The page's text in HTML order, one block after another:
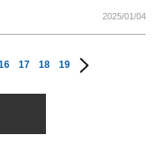
2025/01/04
17 18 19